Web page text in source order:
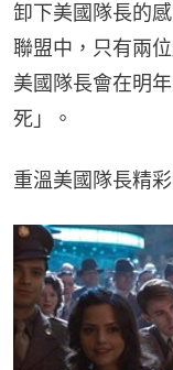
卸下美國隊長的
聯盟中，只有兩
美國隊長會在明
死」。
重溫美國隊長精